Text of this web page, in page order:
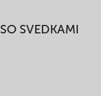
SVEDKAMI